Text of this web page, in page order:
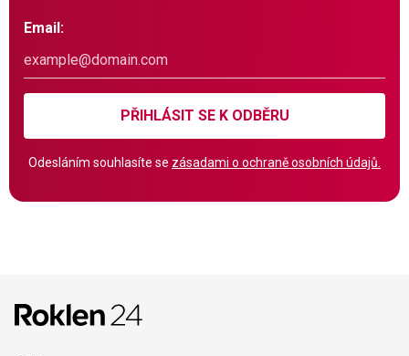
Email:
PŘIHLÁSIT SE K ODBĚRU
Odesláním souhlasíte se zásadami o ochraně osobních údajů.